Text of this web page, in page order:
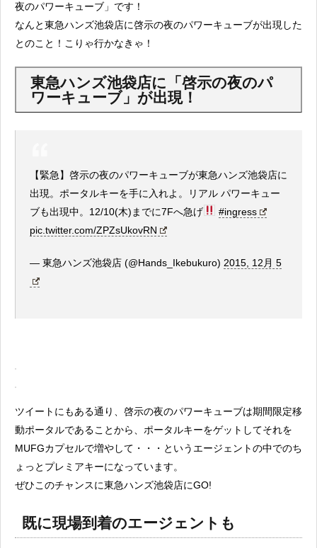
夜のパワーキューブ」です！
なんと東急ハンズ池袋店に啓示の夜のパワーキューブが出現した
とのこと！こりゃ行かなきゃ！
東急ハンズ池袋店に「啓示の夜のパ
ワーキューブ」が出現！
【緊急】啓示の夜のパワーキューブが東急ハンズ池袋店に
出現。ポータルキーを手に入れよ。リアル パワーキュー
ブも出現中。12/10(木)までに7Fへ急げ
#ingress
pic.twitter.com/ZPZsUkovRN
— 東急ハンズ池袋店 (@Hands_Ikebukuro) 2015, 12月 5
ツイートにもある通り、啓示の夜のパワーキューブは期間限定移
動ポータルであることから、ポータルキーをゲットしてそれを
MUFGカプセルで増やして・・・というエージェントの中でのち
ょっとプレミアキーになっています。
ぜひこのチャンスに東急ハンズ池袋店にGO!
既に現場到着のエージェントも